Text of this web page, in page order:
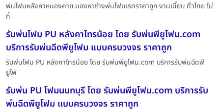
พ่นโฟมหลังคาหนองคาย มองหาช่างพ่นโฟมเรทราคาถูก งานเนี๊ยบ ทั่วไทย ไม่
ทิ้
รับพ่นโฟม PU หลังคาไทรน้อย โดย รับพ่นพียูโฟม.com
บริการรับพ่นฉีดพียูโฟม แบบครบวงจร ราคาถูก
รับพ่นโฟม PU หลังคาไทรน้อย โดย รับพ่นพียูโฟม.com บริการรับพ่นฉีดพี
ยูโฟ
รับพ่น PU โฟมนนทบุรี โดย รับพ่นพียูโฟม.com บริการรับ
พ่นฉีดพียูโฟม แบบครบวงจร ราคาถูก